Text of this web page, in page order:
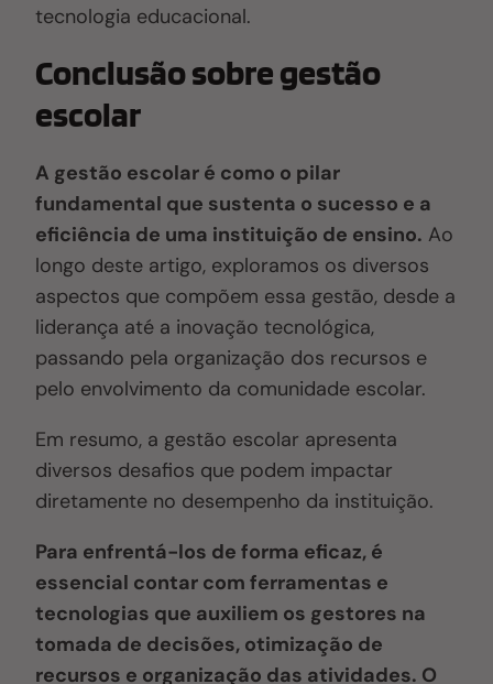
tecnologia educacional.
Conclusão sobre gestão
escolar
A gestão escolar é como o pilar
fundamental que sustenta o sucesso e a
eficiência de uma instituição de ensino. Ao
longo deste artigo, exploramos os diversos
aspectos que compõem essa gestão, desde a
liderança até a inovação tecnológica,
passando pela organização dos recursos e
pelo envolvimento da comunidade escolar.
Em resumo, a gestão escolar apresenta
diversos desafios que podem impactar
diretamente no desempenho da instituição.
Para enfrentá-los de forma eficaz, é
essencial contar com ferramentas e
tecnologias que auxiliem os gestores na
tomada de decisões, otimização de
recursos e organização das atividades. O